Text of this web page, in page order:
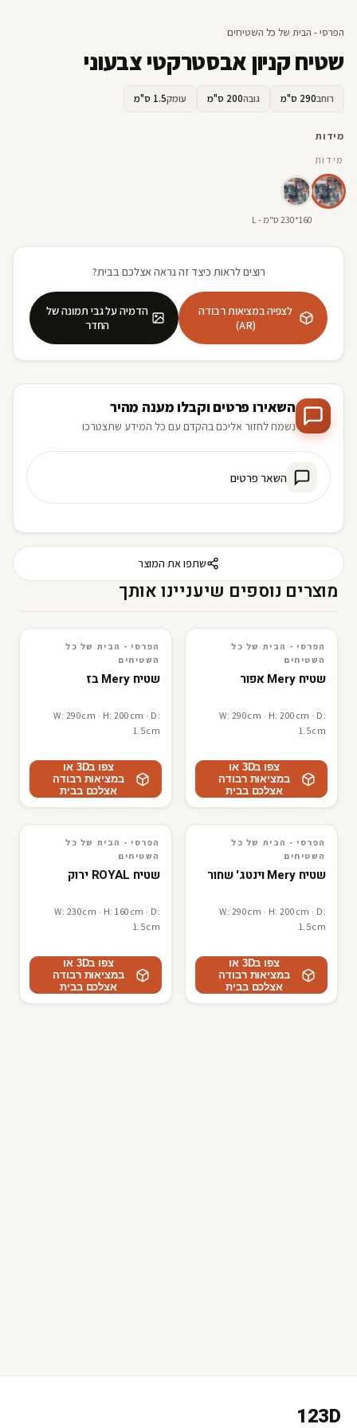
הפרסי - הבית של כל השטיחים
שטיח קניון אבסטרקטי צבעוני
רוחב290 ס"מ גובה200 ס"מ עומק1.5 ס"מ
מידות
מידות
160*230 ס"מ - L
רוצים לראות כיצד זה נראה אצלכם בבית?
לצפיה במציאות רבודה
(AR)
הדמיה על גבי תמונה של
החדר
השאירו פרטים וקבלו מענה מהיר
נשמח לחזור אליכם בהקדם עם כל המידע שתצטרכו
השאר פרטים
שתפו את המוצר
מוצרים נוספים שיעניינו אותך
3D · AR הפרסי - הבית של כל השטיחים
הפרסי - הבית של כל
השטיחים
שטיח Mery אפור
W: 290cm · H: 200cm · D:
1.5cm
צפו ב3D או
במציאות רבודה
אצלכם בבית
3D · AR הפרסי - הבית של כל השטיחים
הפרסי - הבית של כל
השטיחים
שטיח Mery בז
W: 290cm · H: 200cm · D:
1.5cm
צפו ב3D או
במציאות רבודה
אצלכם בבית
3D · AR הפרסי - הבית של כל השטיחים
הפרסי - הבית של כל
השטיחים
שטיח Mery וינטג' שחור
W: 290cm · H: 200cm · D:
1.5cm
צפו ב3D או
במציאות רבודה
אצלכם בבית
3D · AR הפרסי - הבית של כל השטיחים
הפרסי - הבית של כל
השטיחים
שטיח ROYAL ירוק
W: 230cm · H: 160cm · D:
1.5cm
צפו ב3D או
במציאות רבודה
אצלכם בבית
123D